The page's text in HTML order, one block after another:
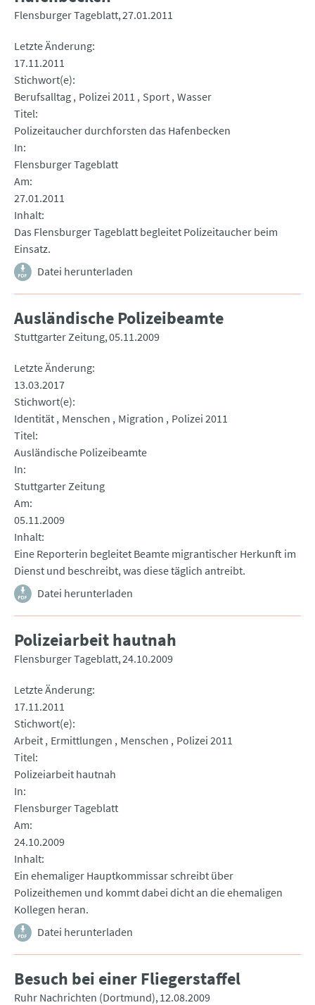
Flensburger Tageblatt 27.01.2011
Letzte Änderung
17.11.2011
Stichwort(e)
Berufsalltag Polizei 2011 Sport Wasser
Titel
Polizeitaucher durchforsten das Hafenbecken
In
Flensburger Tageblatt
Am
27.01.2011
Inhalt
Das Flensburger Tageblatt begleitet Polizeitaucher beim
Einsatz.
Datei herunterladen
Ausländische Polizeibeamte
Stuttgarter Zeitung 05.11.2009
Letzte Änderung
13.03.2017
Stichwort(e)
Identität Menschen Migration
Polizei 2011
Titel
Ausländische Polizeibeamte
In
Stuttgarter Zeitung
Am
05.11.2009
Inhalt
Eine Reporterin begleitet Beamte migrantischer Herkunft im
Dienst und beschreibt, was diese täglich antreibt.
Datei herunterladen
Polizeiarbeit hautnah
Flensburger Tageblatt 24.10.2009
Letzte Änderung
17.11.2011
Stichwort(e)
Arbeit Ermittlungen Menschen
Polizei 2011
Titel
Polizeiarbeit hautnah
In
Flensburger Tageblatt
Am
24.10.2009
Inhalt
Ein ehemaliger Hauptkommissar schreibt über
Polizeithemen und kommt dabei dicht an die ehemaligen
Kollegen heran.
Datei herunterladen
Besuch bei einer Fliegerstaffel
Ruhr Nachrichten (Dortmund) 12.08.2009